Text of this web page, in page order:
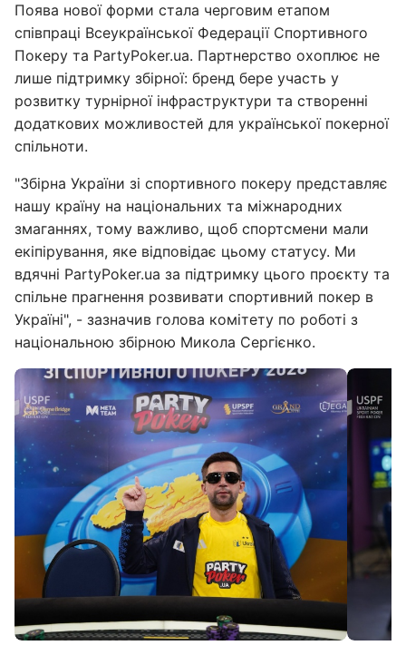
Поява нової форми стала черговим етапом
співпраці Всеукраїнської Федерації Спортивного
Покеру та PartyPoker.ua. Партнерство охоплює не
лише підтримку збірної: бренд бере участь у
розвитку турнірної інфраструктури та створенні
додаткових можливостей для української покерної
спільноти.
"Збірна України зі спортивного покеру представляє
нашу країну на національних та міжнародних
змаганнях, тому важливо, щоб спортсмени мали
екіпірування, яке відповідає цьому статусу. Ми
вдячні PartyPoker.ua за підтримку цього проєкту та
спільне прагнення розвивати спортивний покер в
Україні", - зазначив голова комітету по роботі з
національною збірною Микола Сергієнко.